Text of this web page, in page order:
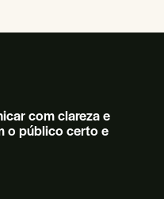
com clareza e
o público certo e